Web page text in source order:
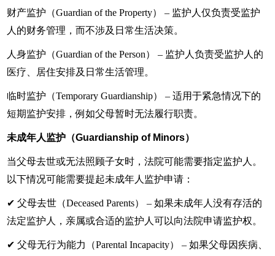
财产监护（Guardian of the Property） – 监护人仅负责受监护
人的财务管理，而不涉及日常生活决策。
人身监护（Guardian of the Person） – 监护人负责受监护人的
医疗、居住安排及日常生活管理。
临时监护（Temporary Guardianship） – 适用于紧急情况下的
短期监护安排，例如父母暂时无法履行职责。
未成年人监护（Guardianship of Minors）
当父母去世或无法照顾子女时，法院可能需要指定监护人。
以下情况可能需要提起未成年人监护申请：
✔ 父母去世（Deceased Parents） – 如果未成年人没有存活的
法定监护人，亲属或合适的监护人可以向法院申请监护权。
✔ 父母无行为能力（Parental Incapacity） – 如果父母因疾病、